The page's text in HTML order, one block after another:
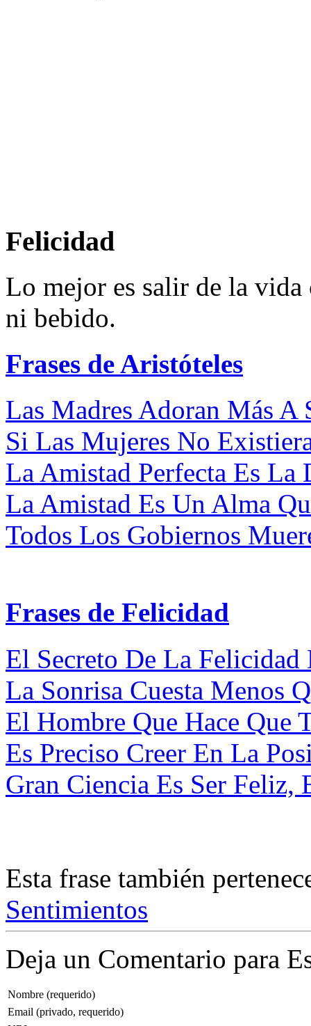
Felicidad
Lo mejor es salir de la
ni bebido.
Frases de Aristóteles
Las Madres Adoran Más A
Si Las Mujeres No
La Amistad Perfecta Es La
La Amistad Es Un Alma
Todos Los Gobiernos
Frases de Felicidad
El Secreto De La Felicidad
La Sonrisa Cuesta Menos
El Hombre Que Hace Que
Es Preciso Creer En La
Gran Ciencia Es Ser Feliz,
Esta frase también
Sentimientos
Deja un Comentario para
Nombre (requerido)
Email (privado, requerido)